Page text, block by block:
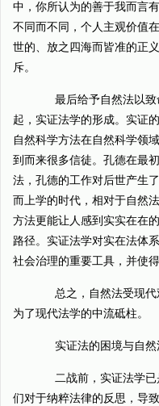
中，你所认为的善于我而言
不同而不同，个人主观价值
世的、放之四海而皆准的正
斥。
最后给予自然法以致
起，实证法学的形成。实证
自然科学方法在自然科学领
到而来很多信徒。孔德在最
法，孔德的工作对后世产生
而上学的时代，相对于自然
方法更能让人感到实实在在
路径。实证法学对实在法体
社会治理的重要工具，并使
总之，自然法受现代
为了现代法学的中流砥柱。
实证法的困境与自然
二战前，实证法学已
们对于纳粹法律的反思，导